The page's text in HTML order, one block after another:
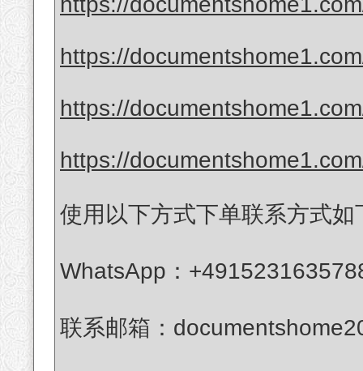
https://
https://
https://
使用以下方式下单联系方式如
WhatsApp：
联系邮箱：